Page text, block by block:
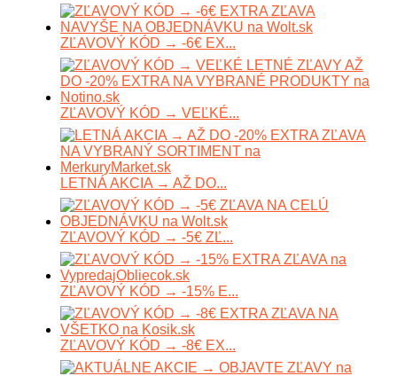
ZĽAVOVÝ KÓD → -6€ EX...
ZĽAVOVÝ KÓD → VEĽKÉ...
LETNÁ AKCIA → AŽ DO...
ZĽAVOVÝ KÓD → -5€ ZĽ...
ZĽAVOVÝ KÓD → -15% E...
ZĽAVOVÝ KÓD → -8€ EX...